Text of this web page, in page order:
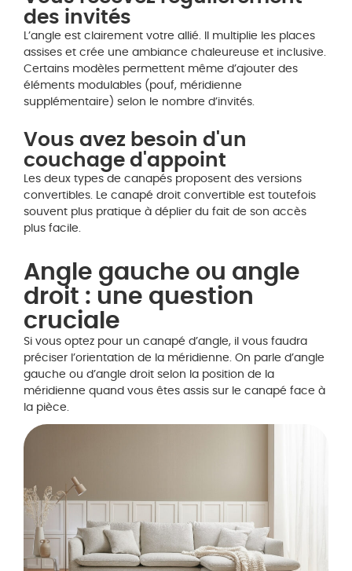
des invités
L’angle est clairement votre allié. Il multiplie les places
assises et crée une ambiance chaleureuse et inclusive.
Certains modèles permettent même d’ajouter des
éléments modulables (pouf, méridienne
supplémentaire) selon le nombre d’invités.
Vous avez besoin d'un
couchage d'appoint
Les deux types de canapés proposent des versions
convertibles. Le canapé droit convertible est toutefois
souvent plus pratique à déplier du fait de son accès
plus facile.
Angle gauche ou angle
droit : une question
cruciale
Si vous optez pour un canapé d’angle, il vous faudra
préciser l’orientation de la méridienne. On parle d’angle
gauche ou d’angle droit selon la position de la
méridienne quand vous êtes assis sur le canapé face à
la pièce.